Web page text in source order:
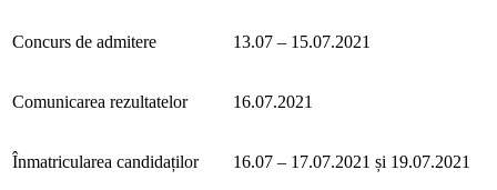
Concurs de admitere 13.07 – 15.07.2021
Comunicarea rezultatelor 16.07.2021
Înmatricularea candidaților 16.07 – 17.07.2021 și 19.07.2021